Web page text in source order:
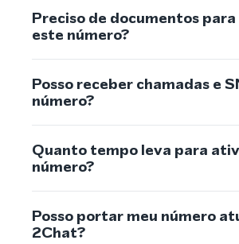
Preciso de documentos
este número?
Posso receber chamadas e
número?
Quanto tempo leva para
número?
Posso portar meu número
2Chat?